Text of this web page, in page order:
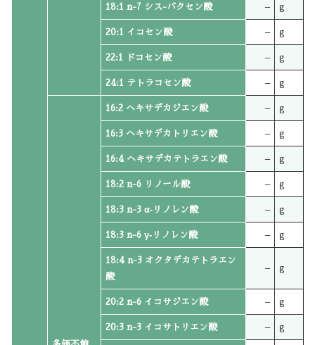
18:1 n-7 シス-バクセン酸 – g
20:1 イコセン酸 – g
22:1 ドコセン酸 – g
24:1 テトラコセン酸 – g
16:2 ヘキサデカジエン酸 – g
16:3 ヘキサデカトリエン酸 – g
16:4 ヘキサデカテトラエン酸 – g
18:2 n-6 リノール酸 – g
18:3 n-3 α‐リノレン酸 – g
18:3 n-6 γ‐リノレン酸 – g
18:4 n-3 オクタデカテトラエン
酸
– g
20:2 n-6 イコサジエン酸 – g
20:3 n-3 イコサトリエン酸 – g